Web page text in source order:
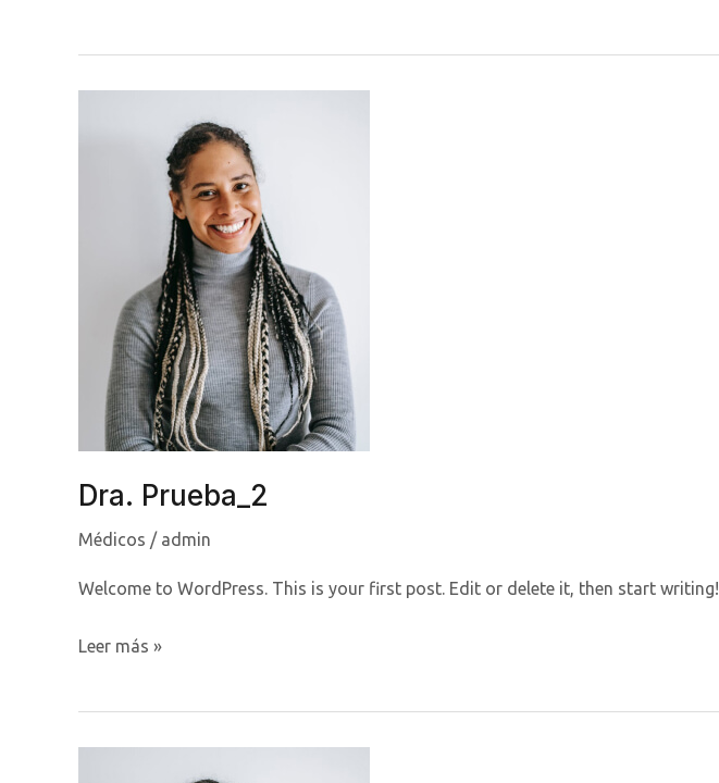
Dra. Prueba_2
Médicos / admin
Welcome to WordPress. This is your first post. Edit or delete it, then start writing!
Dra.
Leer más »